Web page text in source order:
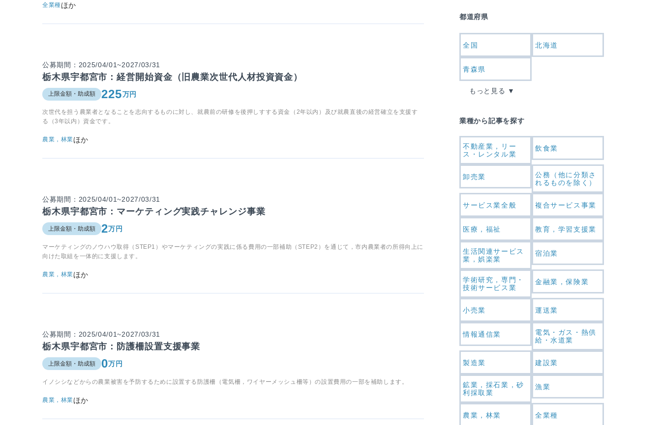
全業種ほか
公募期間：2025/04/01~2027/03/31
栃木県宇都宮市：経営開始資金（旧農業次世代人材投資資金）
上限金額・助成額 225万円
次世代を担う農業者となることを志向するものに対し、就農前の研修を後押しすする資金（2年以内）及び就農直後の経営確立を支援す
る（3年以内）資金です。
農業，林業ほか
公募期間：2025/04/01~2027/03/31
栃木県宇都宮市：マーケティング実践チャレンジ事業
上限金額・助成額 2万円
マーケティングのノウハウ取得（STEP1）やマーケティングの実践に係る費用の一部補助（STEP2）を通じて，市内農業者の所得向上に
向けた取組を一体的に支援します。
農業，林業ほか
公募期間：2025/04/01~2027/03/31
栃木県宇都宮市：防護柵設置支援事業
上限金額・助成額 0万円
イノシシなどからの農業被害を予防するために設置する防護柵（電気柵，ワイヤーメッシュ柵等）の設置費用の一部を補助します。
農業，林業ほか
都道府県
全国 北海道
青森県
もっと見る
業種から記事を探す
不動産業，リー
ス・レンタル業
飲食業
卸売業
公務（他に分類さ
れるものを除く）
サービス業全般 複合サービス事業
医療，福祉 教育，学習支援業
生活関連サービス
業，娯楽業
宿泊業
学術研究，専門・
技術サービス業
金融業，保険業
小売業 運送業
情報通信業
電気・ガス・熱供
給・水道業
製造業 建設業
鉱業，採石業，砂
利採取業
漁業
農業，林業 全業種